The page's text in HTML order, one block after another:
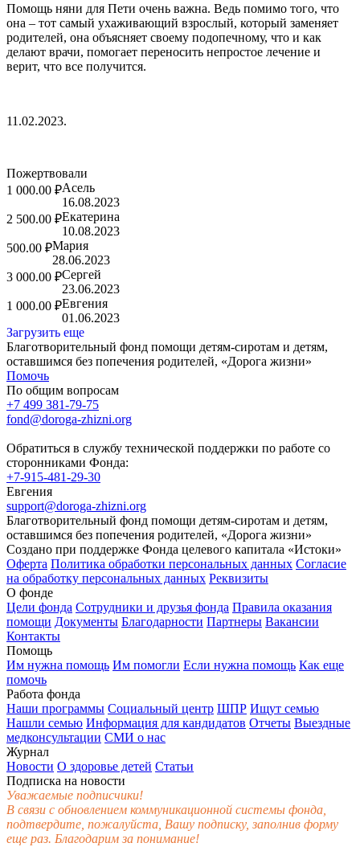
Помощь няни для Пети очень важна. Ведь помимо того, что
она – тот самый ухаживающий взрослый, который заменяет
родителей, она объясняет своему подопечному, что и как
делают врачи, помогает переносить непростое лечение и
верит, что все получится.
11.02.2023.
Пожертвовали
1 000.00 ₽Асель
16.08.2023
2 500.00 ₽Екатерина
10.08.2023
500.00 ₽Мария
28.06.2023
3 000.00 ₽Сергей
23.06.2023
1 000.00 ₽Евгения
01.06.2023
Загрузить еще
Благотворительный фонд помощи детям-сиротам и детям,
оставшимся без попечения родителей, «Дорога жизни»
Помочь
По общим вопросам
+7 499 381-79-75
fond@doroga-zhizni.org
Обратиться в службу технической поддержки по работе со
сторонниками Фонда:
+7-915-481-29-30
Евгения
support@doroga-zhizni.org
Благотворительный фонд помощи детям-сиротам и детям,
оставшимся без попечения родителей, «Дорога жизни»
Создано при поддержке Фонда целевого капитала «Истоки»
Оферта Политика обработки персональных данных Согласие
на обработку персональных данных Реквизиты
О фонде
Цели фонда Сотрудники и друзья фонда Правила оказания
помощи Документы Благодарности Партнеры Вакансии
Контакты
Помощь
Им нужна помощь Им помогли Если нужна помощь Как еще
помочь
Работа фонда
Наши программы Социальный центр ШПР Ищут семью
Нашли семью Информация для кандидатов Отчеты Выездные
медконсультации СМИ о нас
Журнал
Новости О здоровье детей Статьи
Подписка на новости
Уважаемые подписчики!
В связи с обновлением коммуникационной системы фонда,
подтвердите, пожалуйста, Вашу подписку, заполнив форму
еще раз. Благодарим за понимание!